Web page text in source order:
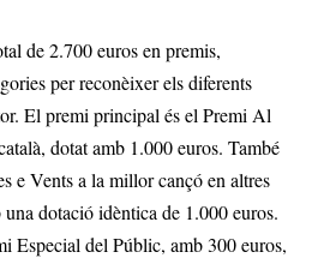
de 2.700 euros en premis,
per reconèixer els diferents
El premi principal és el Premi Al
dotat amb 1.000 euros. També
e Vents a la millor cançó en altres
dotació idèntica de 1.000 euros.
Especial del Públic, amb 300 euros,